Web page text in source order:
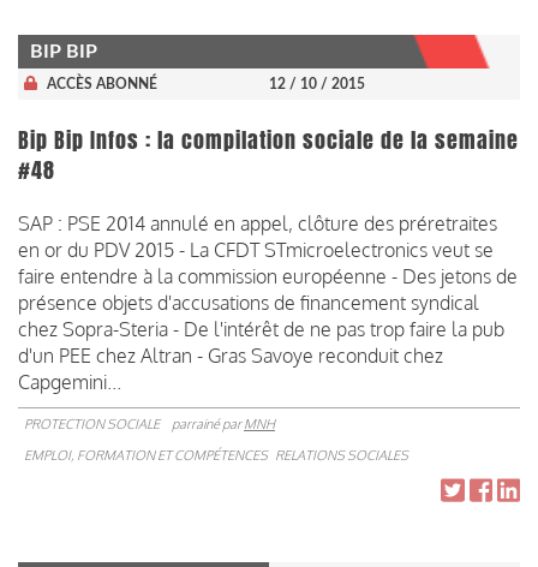
BIP BIP
ACCÈS ABONNÉ 12 / 10 / 2015
Bip Bip Infos : la compilation sociale de la semaine
#48
SAP : PSE 2014 annulé en appel, clôture des préretraites
en or du PDV 2015 - La CFDT STmicroelectronics veut se
faire entendre à la commission européenne - Des jetons de
présence objets d'accusations de financement syndical
chez Sopra-Steria - De l'intérêt de ne pas trop faire la pub
d'un PEE chez Altran - Gras Savoye reconduit chez
Capgemini...
PROTECTION SOCIALE parrainé parMNH
EMPLOI, FORMATION ET COMPÉTENCES RELATIONS SOCIALES